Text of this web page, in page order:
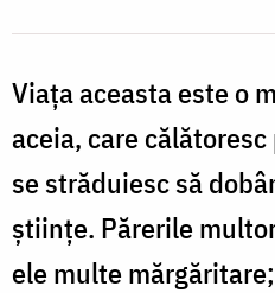
Viața aceasta este o
aceia, care
se străduiesc să
științe. Părerile
ele multe